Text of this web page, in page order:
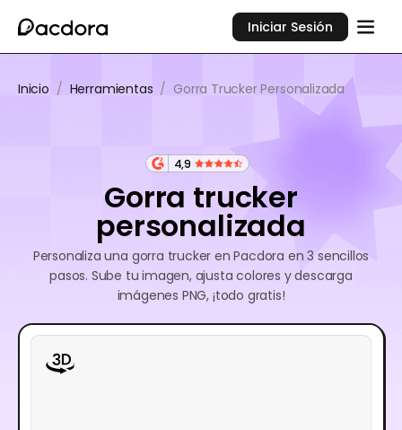
Iniciar Sesión
Inicio / Herramientas / Gorra Trucker Personalizada
4,9
Gorra trucker
personalizada
Personaliza una gorra trucker en Pacdora en 3 sencillos
pasos. Sube tu imagen, ajusta colores y descarga
imágenes PNG, ¡todo gratis!